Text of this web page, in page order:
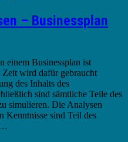
– Businessplan
einem Businessplan ist
Zeit wird dafür gebraucht
des Inhalts des
sind sämtliche Teile des
simulieren. Die Analysen
Kenntnisse sind Teil des